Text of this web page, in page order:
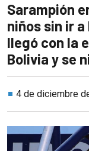
Sarampión
niños sin ir
llegó con la
Bolivia y se
4 de diciembre